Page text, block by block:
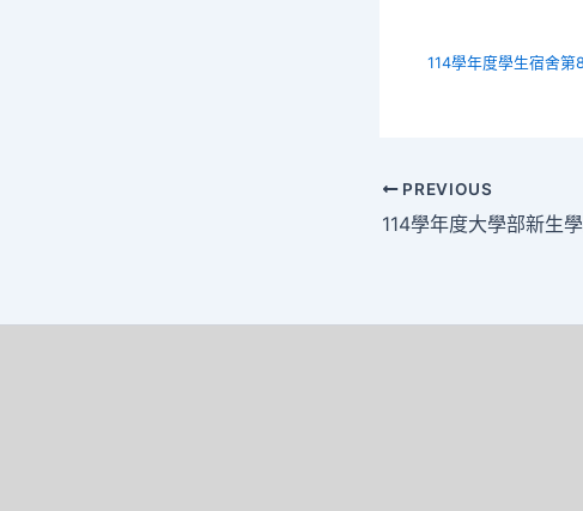
114學年度學生宿舍
PREVIOUS